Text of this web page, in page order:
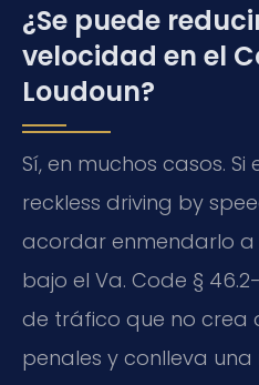
¿Se puede
velocidad en el
Loudoun?
Sí, en muchos casos.
reckless driving by
acordar enmendarlo a
bajo el Va. Code §
de tráfico que no crea
penales y conlleva